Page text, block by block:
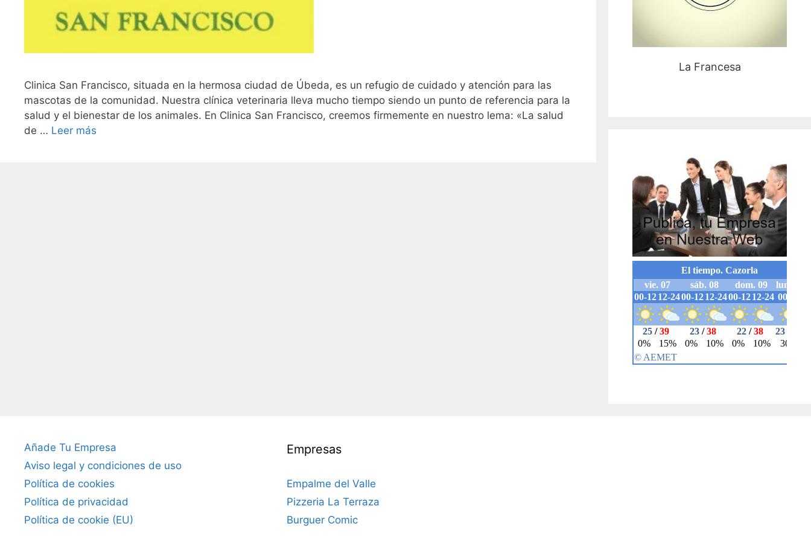
Clinica San Francisco, situada en la hermosa ciudad de Úbeda, es un refugio de cuidado y atención para las
mascotas de la comunidad. Nuestra clínica veterinaria lleva mucho tiempo siendo un punto de referencia para la
salud y el bienestar de los animales. En Clinica San Francisco, creemos firmemente en nuestro lema: «La salud
de … Leer más
La Francesa
Añade Tu Empresa
Aviso legal y condiciones de uso
Política de cookies
Política de privacidad
Política de cookie (EU)
Empresas
Empalme del Valle
Pizzeria La Terraza
Burguer Comic